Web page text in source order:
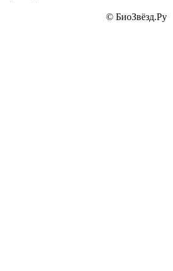
© БиоЗвёзд.Ру